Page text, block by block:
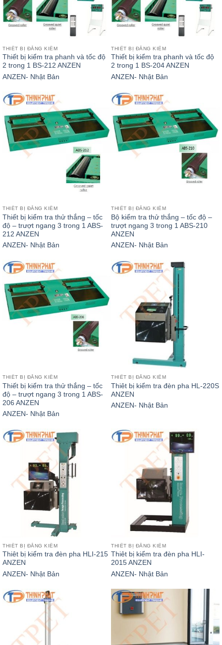
THIẾT BỊ ĐĂNG KIỂM
Thiết bị kiểm tra phanh và tốc độ
2 trong 1 BS-212 ANZEN
ANZEN- Nhật Bản
THIẾT BỊ ĐĂNG KIỂM
Thiết bị kiểm tra phanh và tốc độ
2 trong 1 BS-204 ANZEN
ANZEN- Nhật Bản
THIẾT BỊ ĐĂNG KIỂM
Thiết bị kiểm tra thử thắng – tốc
độ – trượt ngang 3 trong 1 ABS-
212 ANZEN
ANZEN- Nhật Bản
THIẾT BỊ ĐĂNG KIỂM
Bộ kiểm tra thử thắng – tốc độ –
trượt ngang 3 trong 1 ABS-210
ANZEN
ANZEN- Nhật Bản
THIẾT BỊ ĐĂNG KIỂM
Thiết bị kiểm tra thử thắng – tốc
độ – trượt ngang 3 trong 1 ABS-
206 ANZEN
ANZEN- Nhật Bản
THIẾT BỊ ĐĂNG KIỂM
Thiêt bị kiểm tra đèn pha HL-220S
ANZEN
ANZEN- Nhật Bản
THIẾT BỊ ĐĂNG KIỂM
Thiêt bị kiểm tra đèn pha HLI-215
ANZEN
ANZEN- Nhật Bản
THIẾT BỊ ĐĂNG KIỂM
Thiêt bị kiểm tra đèn pha HLI-
2015 ANZEN
ANZEN- Nhật Bản